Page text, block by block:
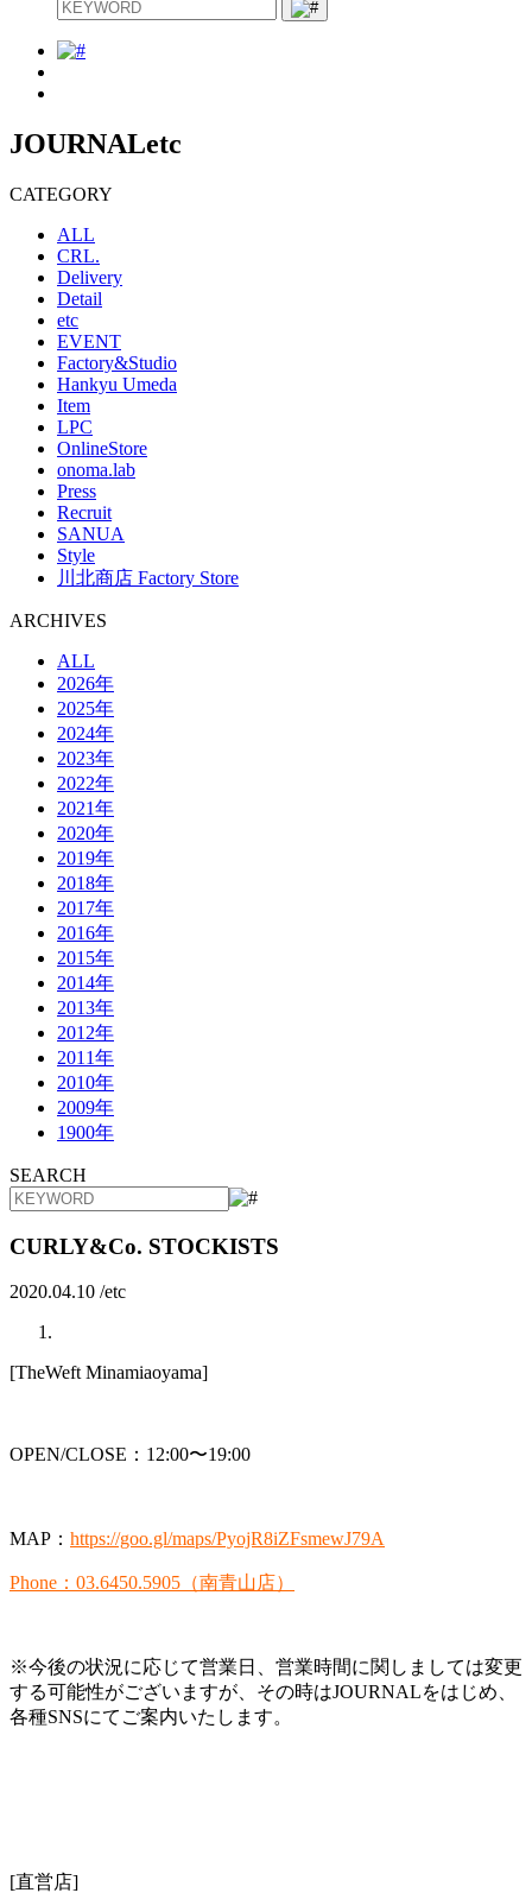
JOURNALetc
CATEGORY
ALL
CRL.
Delivery
Detail
etc
EVENT
Factory&Studio
Hankyu Umeda
Item
LPC
OnlineStore
onoma.lab
Press
Recruit
SANUA
Style
川北商店 Factory Store
ARCHIVES
ALL
2026年
2025年
2024年
2023年
2022年
2021年
2020年
2019年
2018年
2017年
2016年
2015年
2014年
2013年
2012年
2011年
2010年
2009年
1900年
SEARCH
CURLY&Co. STOCKISTS
2020.04.10 /etc
[TheWeft Minamiaoyama]
OPEN/CLOSE：12:00〜19:00
MAP： https://goo.gl/maps/PyojR8iZFsmewJ79A
Phone：03.6450.5905（南青山店）
※今後の状況に応じて営業日、営業時間に関しましては変更
する可能性がございますが、その時はJOURNALをはじめ、
各種SNSにてご案内いたします。
[直営店]